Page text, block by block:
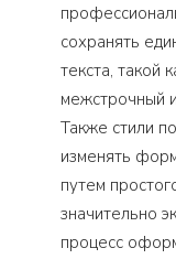
сохранять
текста, такой
межстрочный
Также стили
изменять
путем
значительно
процесс